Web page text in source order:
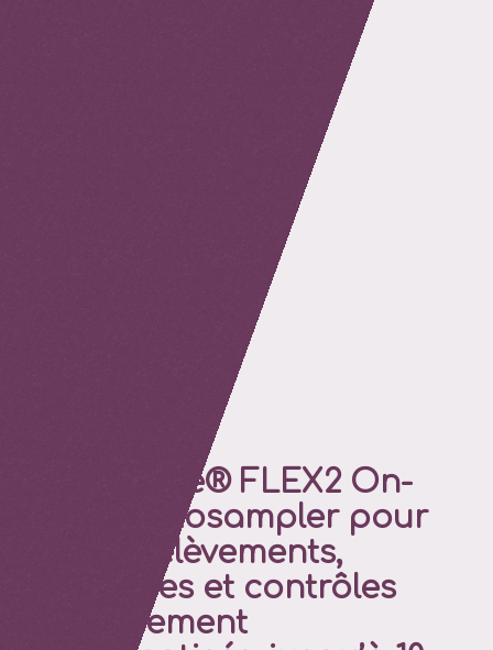
BioProfile® FLEX2 On-
Line Autosampler pour
des prélèvements,
analyses et contrôles
entièrement